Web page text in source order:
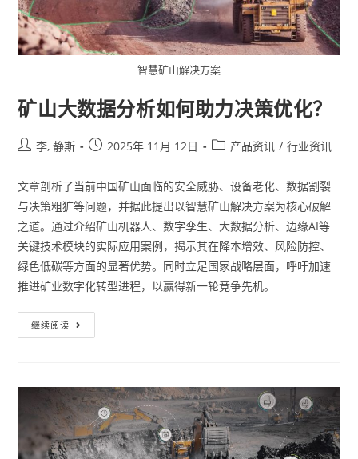
智慧矿山解决方案
矿山大数据分析如何助力决策优化？
李, 静斯 2025年 11月 12日 产品资讯 / 行业资讯
文章剖析了当前中国矿山面临的安全威胁、设备老化、数据割裂
与决策粗犷等问题，并据此提出以智慧矿山解决方案为核心破解
之道。通过介绍矿山机器人、数字孪生、大数据分析、边缘AI等
关键技术模块的实际应用案例，揭示其在降本增效、风险防控、
绿色低碳等方面的显著优势。同时立足国家战略层面，呼吁加速
推进矿业数字化转型进程，以赢得新一轮竞争先机。
继续阅读